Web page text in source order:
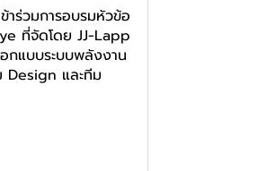
ร่วมการอบรมหัวข้อ
ที่จัดโดย JJ-Lapp
กแบบระบบพลังงาน
Design และทีม